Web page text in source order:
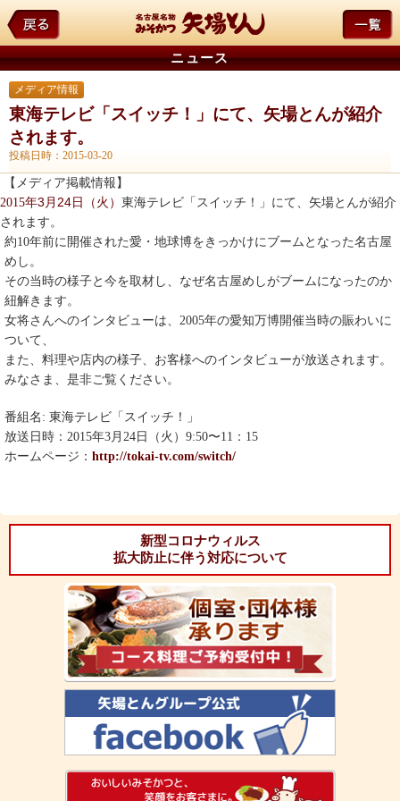
ニュース
メディア情報
東海テレビ「スイッチ！」にて、矢場とんが紹介
されます。
投稿日時：2015-03-20
【メディア掲載情報】
2015年3 月 24 日（火） 東海テレビ「スイッチ！」にて、矢場とんが紹介
されます。
約10年前に開催された愛・地球博をきっかけにブームとなった名古屋
めし。
その当時の様子と今を取材し、なぜ名古屋めしがブームになったのか
紐解きます。
女将さんへのインタビューは、2005年の愛知万博開催当時の賑わいに
ついて、
また、料理や店内の様子、 お客様へのインタビューが放送されます。
みなさま、是非ご覧ください。
番組名: 東海テレビ「 スイッチ！
」
放送日時： 2015年3月24日（火）9:50〜11：15
ホームページ： http://tokai-tv.com/switch/
新型コロナウィルス
拡大防止に伴う対応について